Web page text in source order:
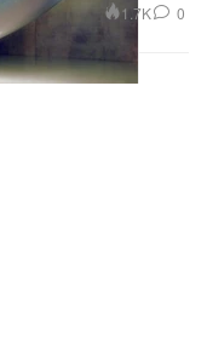
1.7K 0